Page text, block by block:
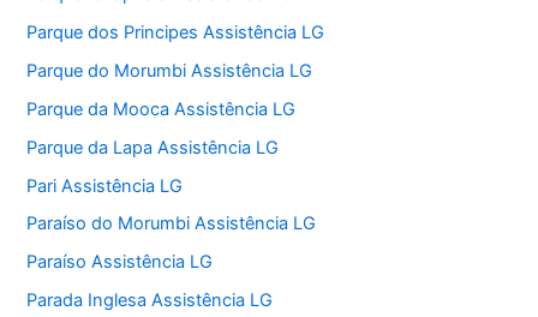
Parque dos Principes Assistência LG
Parque do Morumbi Assistência LG
Parque da Mooca Assistência LG
Parque da Lapa Assistência LG
Pari Assistência LG
Paraíso do Morumbi Assistência LG
Paraíso Assistência LG
Parada Inglesa Assistência LG